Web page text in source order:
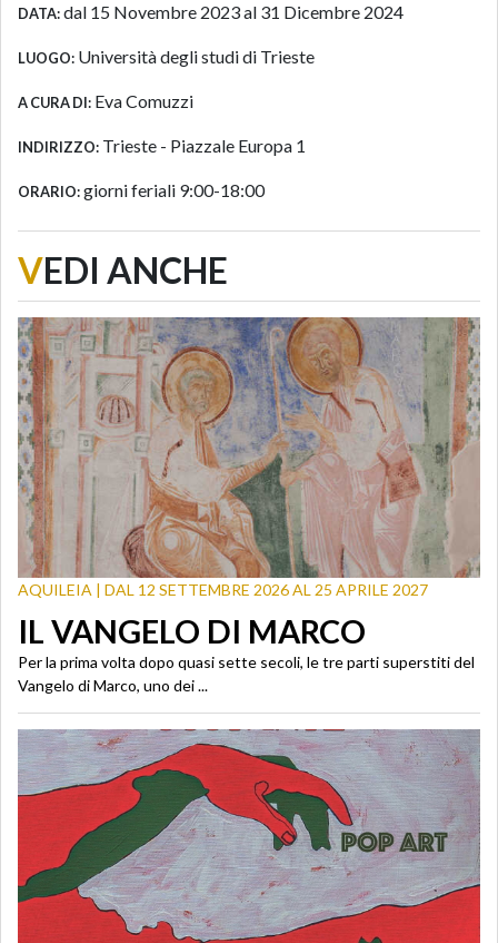
DATA:dal 15 Novembre 2023 al 31 Dicembre 2024
LUOGO: Università degli studi di Trieste
A CURA DI: Eva Comuzzi
INDIRIZZO: Trieste - Piazzale Europa 1
ORARIO:giorni feriali 9:00-18:00
VEDI ANCHE
AQUILEIA | DAL 12 SETTEMBRE 2026 AL 25 APRILE 2027
IL VANGELO DI MARCO
Per la prima volta dopo quasi sette secoli, le tre parti superstiti del
Vangelo di Marco, uno dei ...